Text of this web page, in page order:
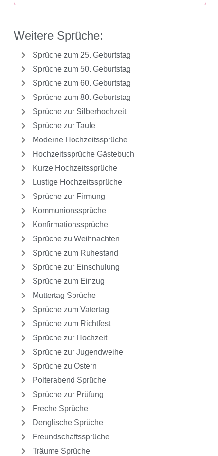
Weitere Sprüche:
Sprüche zum 25. Geburtstag
Sprüche zum 50. Geburtstag
Sprüche zum 60. Geburtstag
Sprüche zum 80. Geburtstag
Sprüche zur Silberhochzeit
Sprüche zur Taufe
Moderne Hochzeitssprüche
Hochzeitssprüche Gästebuch
Kurze Hochzeitssprüche
Lustige Hochzeitssprüche
Sprüche zur Firmung
Kommunionssprüche
Konfirmationssprüche
Sprüche zu Weihnachten
Sprüche zum Ruhestand
Sprüche zur Einschulung
Sprüche zum Einzug
Muttertag Sprüche
Sprüche zum Vatertag
Sprüche zum Richtfest
Sprüche zur Hochzeit
Sprüche zur Jugendweihe
Sprüche zu Ostern
Polterabend Sprüche
Sprüche zur Prüfung
Freche Sprüche
Denglische Sprüche
Freundschaftssprüche
Träume Sprüche